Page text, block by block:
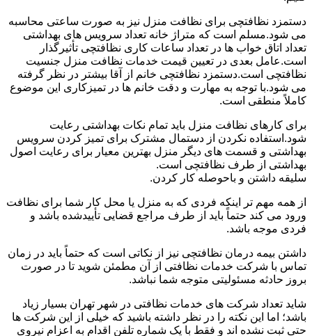
دستمزد نظافتچی برای نظافت منزل نیز به صورت ساعتی محاسبه
می شود.مسلم است که متراژ خانه تعداد سرویس های بهداشتی
تعداد اتاق خواب ها در تعداد ساعات کاری نظافتچی تأثیرگذار
است.عامل بعدی در تعیین قیمت خدمات نظافت منزل جنسیت
نظافتچی است.دستمزد نظافتچی خانم از آقا بیشتر در نظر گرفته
می شود.با توجه به مهارت و دقت خانم ها در تمیزکاری این موضوع
کاملاً منطقی است.
برای کارهای نظافت منزل باید تمام نکات بهداشتی رعایت
شود.استفاده نکردن از دستمال مشترک برای تمیز کردن سرویس
بهداشتی و قسمت های دیگر منزل بهترین معیار برای رعایت اصول
بهداشتی از طرف نظافتچی است.
سلیقه داشتن و باحوصله کار کردن.
از همه مهم تر اینکه فردی که به منزل یا محل کار شما برای نظافت
ورود می کند حتماً باید از طرف مراجع قضایی تأییدشده باشد و
فردی موجه باشد.
داشتن بیمه درمان نظافتچی نیز از نکاتی است که حتماً باید در زمان
تماس با شرکت خدمات نظافتی از آن مطمئن شوید تا در صورت
بروز حادثه مسئولیتی متوجه شما نباشد.
شاید تعداد شرکت های خدمات نظافتی در شهر تهران بسیار زیاد
باشد؛ اما این نکته را در نظر داشته باشید که خیلی از این شرکت ها
حتی ثبت نشده اند و فقط با یک شماره تلفن اقدام به اعزام نیروی